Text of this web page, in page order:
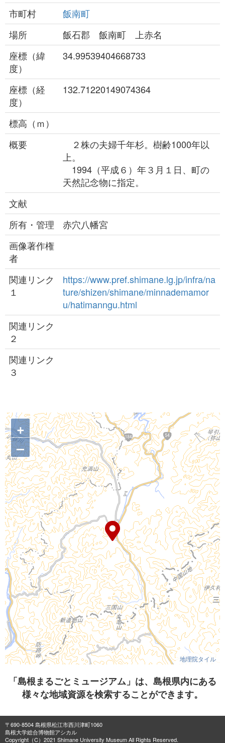
市町村
飯南町
場所
飯石郡 飯南町 上赤名
座標（緯
度）
34.99539404668733
座標（経
度）
132.71220149074364
標高（ｍ）
概要
２株の夫婦千年杉。樹齢1000年以
上。
1994（平成６）年３月１日、町の
天然記念物に指定。
文献
所有・管理
赤穴八幡宮
画像著作権
者
関連リンク
１
https://www.pref.shimane.lg.jp/infra/na
ture/shizen/shimane/minnademamor
u/hatimanngu.html
関連リンク
２
関連リンク
３
+
–
地理院タイル
「島根まるごとミュージアム」は、島根県内にある
様々な地域資源を検索することができます。
〒690-8504 島根県松江市西川津町1060
島根大学総合博物館アシカル
Copyright（C）2021 Shimane University Museum All Rights Reserved.